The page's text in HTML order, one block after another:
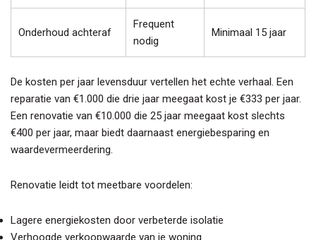
Onderhoud achteraf
Frequent
nodig
Minimaal 15 jaar
De kosten per jaar levensduur vertellen het echte verhaal. Een
reparatie van €1.000 die drie jaar meegaat kost je €333 per jaar.
Een renovatie van €10.000 die 25 jaar meegaat kost slechts
€400 per jaar, maar biedt daarnaast energiebesparing en
waardevermeerdering.
Renovatie leidt tot meetbare voordelen:
Lagere energiekosten door verbeterde isolatie
Verhoogde verkoopwaarde van je woning